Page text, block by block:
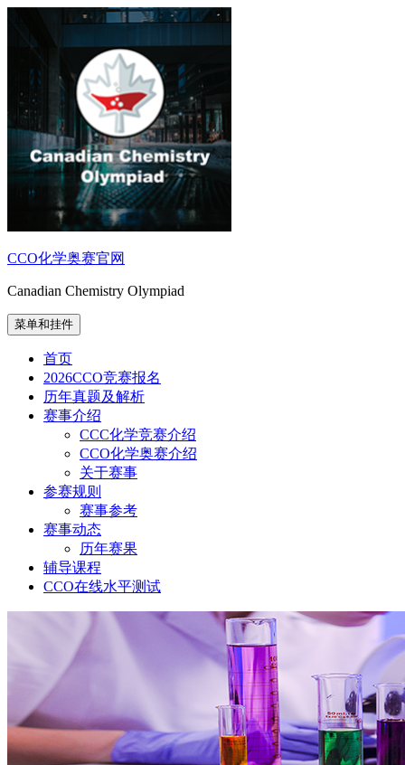
CCO化学奥赛官网
Canadian Chemistry Olympiad
菜单和挂件
首页
2026CCO竞赛报名
历年真题及解析
赛事介绍
CCC化学竞赛介绍
CCO化学奥赛介绍
关于赛事
参赛规则
赛事参考
赛事动态
历年赛果
辅导课程
CCO在线水平测试